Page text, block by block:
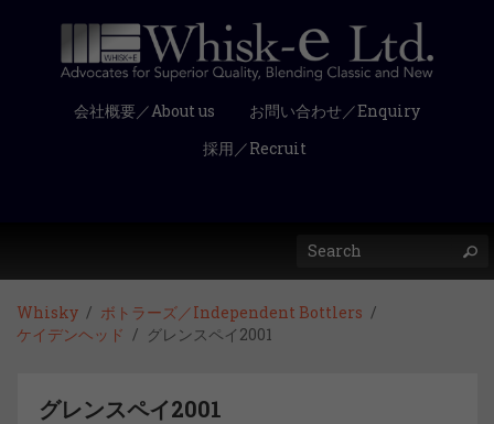
会社概要／About us
お問い合わせ／Enquiry
採用／Recruit
Whisky
ボトラーズ／Independent Bottlers
ケイデンヘッド
グレンスペイ2001
グレンスペイ2001